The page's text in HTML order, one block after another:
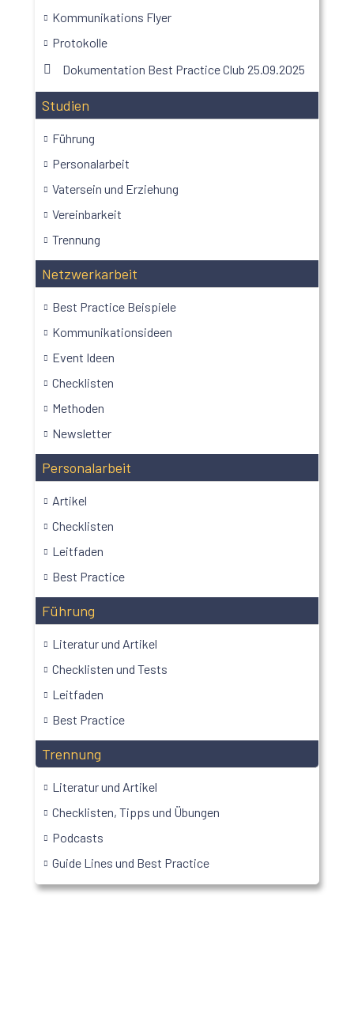
Kommunikations Flyer
Protokolle
Dokumentation Best Practice Club 25.09.2025
Studien
Führung
Personalarbeit
Vatersein und Erziehung
Vereinbarkeit
Trennung
Netzwerkarbeit
Best Practice Beispiele
Kommunikationsideen
Event Ideen
Checklisten
Methoden
Newsletter
Personalarbeit
Artikel
Checklisten
Leitfaden
Best Practice
Führung
Literatur und Artikel
Checklisten und Tests
Leitfaden
Best Practice
Trennung
Literatur und Artikel
Checklisten, Tipps und Übungen
Podcasts
Guide Lines und Best Practice